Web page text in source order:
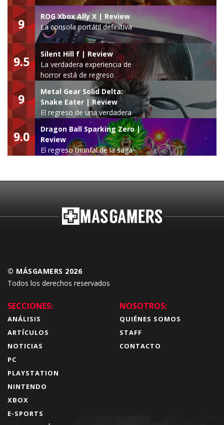
9
ROG Xbox Ally X | Review
La consola portátil definitiva
9.5
Silent Hill f | Review
La verdadera experiencia de
horror está de regreso
9
Metal Gear Solid Delta:
Snake Eater | Review
El regreso de una verdadera
leyenda
9.0
Dragon Ball Sparking Zero |
Review
El regreso triunfal de la saga
© MÁSGAMERS 2026
Todos los derechos reservados
SECCIONES:
ANÁLISIS
ARTÍCULOS
NOTICIAS
PC
PLAYSTATION
NINTENDO
XBOX
E-SPORTS
NOSOTROS:
QUIÉNES SOMOS
STAFF
CONTACTO